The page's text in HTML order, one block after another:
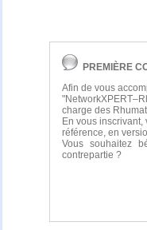
PREMIÈRE
Afin de vous
charge des
En vous
référence, en
Vous souhaitez
contrepartie ?